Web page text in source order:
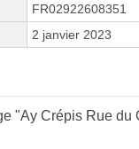
FR02922608351
2 janvier 2023
"Ay Crépis Rue du